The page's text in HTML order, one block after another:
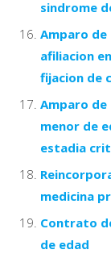
sindrome
Amparo de
afiliacion
fijacion de
Amparo de
menor de
estadia
medicina
Contrato
de edad